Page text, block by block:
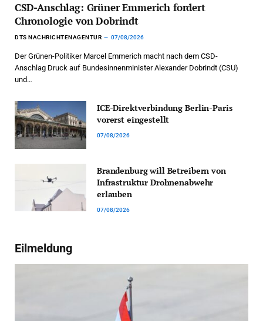
CSD-Anschlag: Grüner Emmerich fordert
Chronologie von Dobrindt
DTS NACHRICHTENAGENTUR 07/08/2026
Der Grünen-Politiker Marcel Emmerich macht nach dem CSD-
Anschlag Druck auf Bundesinnenminister Alexander Dobrindt (CSU)
und…
ICE-Direktverbindung Berlin-Paris
vorerst eingestellt
07/08/2026
Brandenburg will Betreibern von
Infrastruktur Drohnenabwehr
erlauben
07/08/2026
Eilmeldung